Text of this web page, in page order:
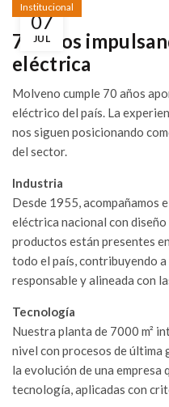
07
JUL
Institucional
70 años
eléctrica
Molveno cumple 70 años
eléctrico del país. La
nos siguen posicionando
del sector.
Industria
Desde 1955, acompañamos
eléctrica nacional con
productos están presentes
todo el país, contribuyendo
responsable y alineada con
Tecnología
Nuestra planta de 7000 m²
nivel con procesos de
la evolución de una empresa
tecnología, aplicadas con
NUEVO
LANZAMIENTO:
MEDIDOR DE
CONSUMO DE
ENERGÍA
ELÉCTRICA
27/07/2026
YA PODÉS
QUADRA CON
BASE PARA
INSTALACIONES
13/07/2026